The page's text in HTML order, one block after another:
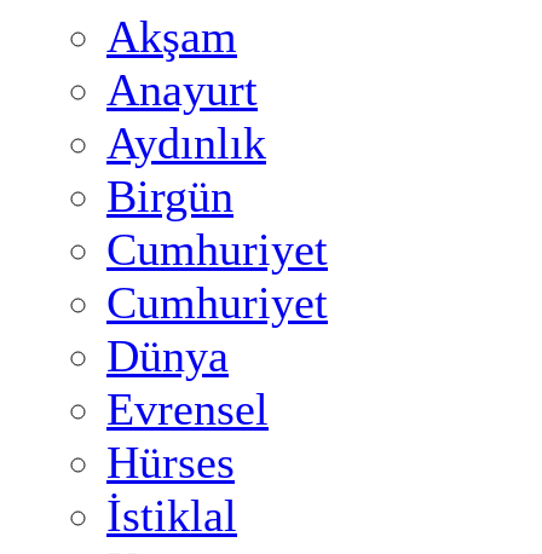
Akşam
Anayurt
Aydınlık
Birgün
Cumhuriyet
Cumhuriyet
Dünya
Evrensel
Hürses
İstiklal